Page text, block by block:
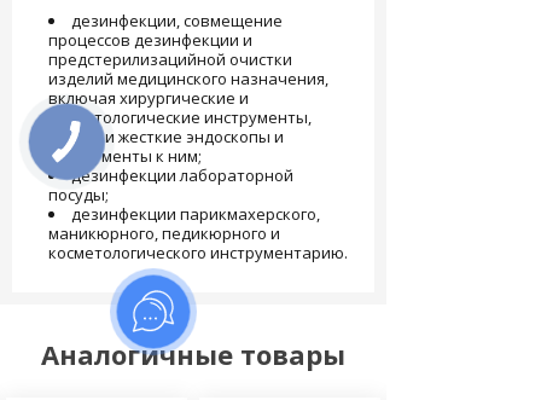
дезинфекции, совмещение
процессов дезинфекции и
предстерилизацийной очистки
изделий медицинского назначения,
включая хирургические и
стоматологические инструменты,
гибкие и жесткие эндоскопы и
инструменты к ним;
дезинфекции лабораторной
посуды;
дезинфекции парикмахерского,
маникюрного, педикюрного и
косметологического инструментарию.
Аналогичные товары